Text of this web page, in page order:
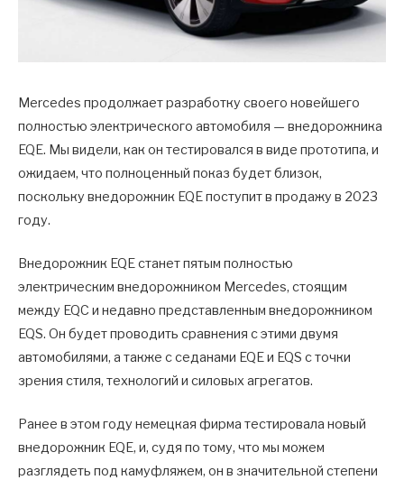
Mercedes продолжает разработку своего новейшего
полностью электрического автомобиля — внедорожника
EQE. Мы видели, как он тестировался в виде прототипа, и
ожидаем, что полноценный показ будет близок,
поскольку внедорожник EQE поступит в продажу в 2023
году.
Внедорожник EQE станет пятым полностью
электрическим внедорожником Mercedes, стоящим
между EQC и недавно представленным внедорожником
EQS. Он будет проводить сравнения с этими двумя
автомобилями, а также с седанами EQE и EQS с точки
зрения стиля, технологий и силовых агрегатов.
Ранее в этом году немецкая фирма тестировала новый
внедорожник EQE, и, судя по тому, что мы можем
разглядеть под камуфляжем, он в значительной степени